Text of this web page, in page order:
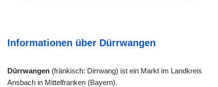
Informationen über Dürrwangen
Dürrwangen (fränkisch: Dirrwang) ist ein Markt im Landkreis
Ansbach in Mittelfranken (Bayern).